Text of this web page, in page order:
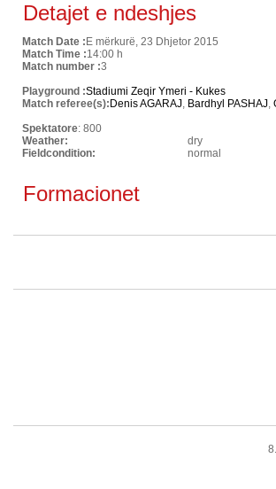
Detajet e ndeshjes
Match Date : E mërkurë, 23 Dhjetor 2015
Match Time :14:00 h
Match number :3
Playground :Stadiumi Zeqir Ymeri - Kukes
Match referee(s): Denis AGARAJ, Bardhyl PASHAJ,
Spektatore: 800
Weather:
dry
Fieldcondition:
normal
Formacionet